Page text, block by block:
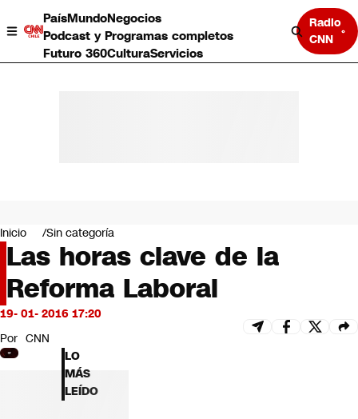
PaísMundoNegocios
Podcast y Programas completos
Futuro 360CulturaServicios
Radio
CNN
Negocios
Deportes
Programas completos
Cultura
Servicios
Bits
CNN Data
CNN tiempo
Futuro 360
Inicio Sin categoría
Las horas clave de la
Reforma Laboral
19- 01- 2016 17:20
Por CNN
LO
MÁS
LEÍDO